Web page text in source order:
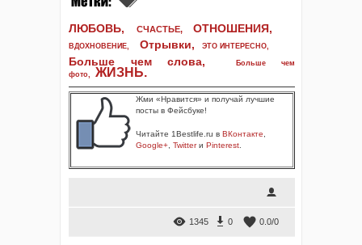
ЛЮБОВЬ, СЧАСТЬЕ, ОТНОШЕНИЯ,
ВДОХНОВЕНИЕ, Отрывки, ЭТО ИНТЕРЕСНО,
Больше чем слова,
Больше чем
фото, ЖИЗНЬ.
Жми «Нравится» и получай лучшие
посты в Фейсбуке!
Читайте 1Bestlife.ru в ВКонтакте
Google+ Twitterи Pinterest
1345 0 0.0/0